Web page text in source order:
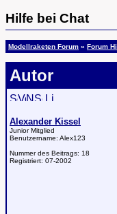
Hilfe bei Chat
Modellraketen Forum » Forum
Autor
Alexander Kissel
Junior Mitglied
Benutzername: Alex123
Nummer des Beitrags: 18
Registriert: 07-2002